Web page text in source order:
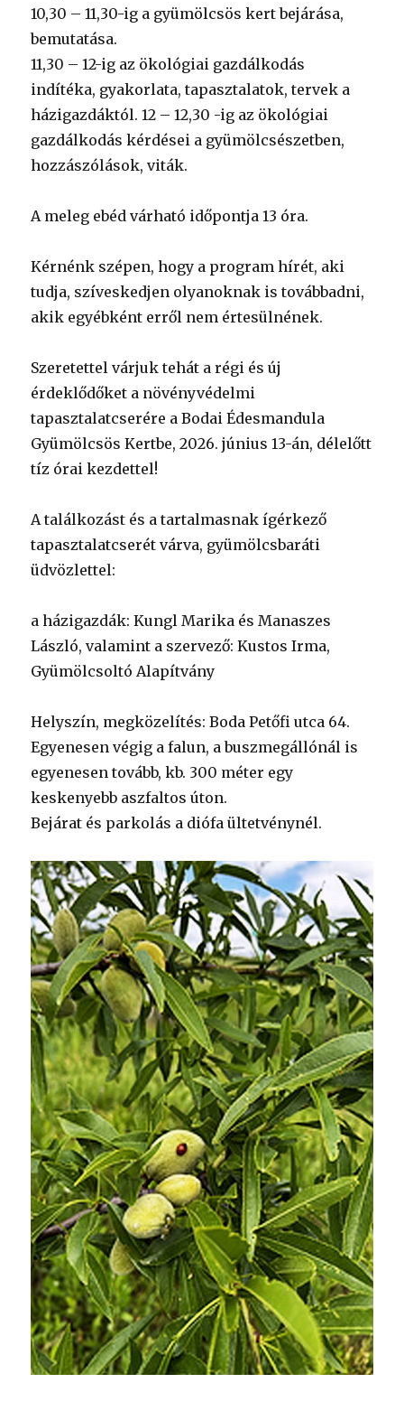
10,30 – 11,30-ig a gyümölcsös kert bejárása,
bemutatása.
11,30 – 12-ig az ökológiai gazdálkodás
indítéka, gyakorlata, tapasztalatok, tervek a
házigazdáktól. 12 – 12,30 -ig az ökológiai
gazdálkodás kérdései a gyümölcsészetben,
hozzászólások, viták.
A meleg ebéd várható időpontja 13 óra.
Kérnénk szépen, hogy a program hírét, aki
tudja, szíveskedjen olyanoknak is továbbadni,
akik egyébként erről nem értesülnének.
Szeretettel várjuk tehát a régi és új
érdeklődőket a növényvédelmi
tapasztalatcserére a Bodai Édesmandula
Gyümölcsös Kertbe, 2026. június 13-án, délelőtt
tíz órai kezdettel!
A találkozást és a tartalmasnak ígérkező
tapasztalatcserét várva, gyümölcsbaráti
üdvözlettel:
a házigazdák: Kungl Marika és Manaszes
László, valamint a szervező: Kustos Irma,
Gyümölcsoltó Alapítvány
Helyszín, megközelítés: Boda Petőfi utca 64.
Egyenesen végig a falun, a buszmegállónál is
egyenesen tovább, kb. 300 méter egy
keskenyebb aszfaltos úton.
Bejárat és parkolás a diófa ültetvénynél.